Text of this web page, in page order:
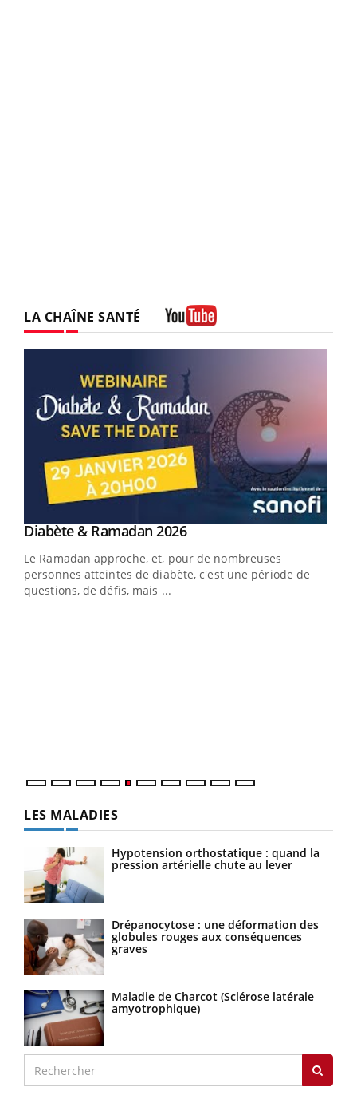
LA CHAÎNE SANTÉ
Youtube
Diabète & Ramadan 2026Youtube
Le Ramadan approche, et, pour de nombreuses
personnes atteintes de diabète, c'est une période de
questions, de défis, mais ...
LES MALADIES
Hypotension orthostatique : quand la
pression artérielle chute au lever
Drépanocytose : une déformation des
globules rouges aux conséquences
graves
Maladie de Charcot (Sclérose latérale
amyotrophique)